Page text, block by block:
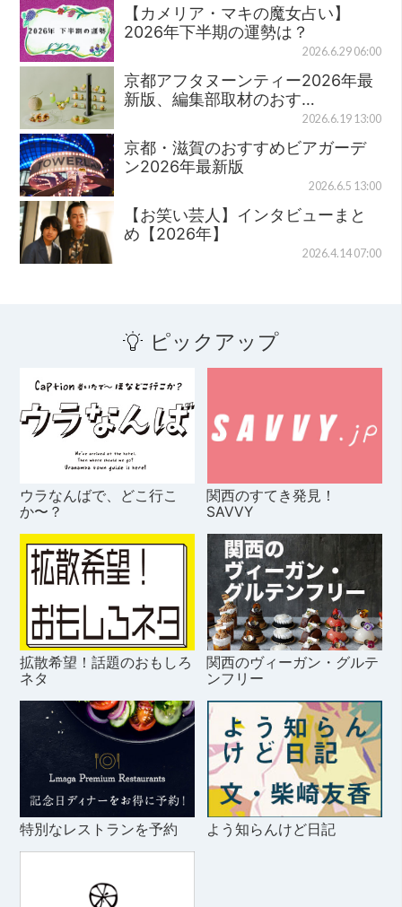
【カメリア・マキの魔女占い】
2026年下半期の運勢は？
2026.6.29 06:00
京都アフタヌーンティー2026年最
新版、編集部取材のおす…
2026.6.19 13:00
京都・滋賀のおすすめビアガーデ
ン2026年最新版
2026.6.5 13:00
【お笑い芸人】インタビューまと
め【2026年】
2026.4.14 07:00
ピックアップ
ウラなんばで、どこ行こ
か〜？
関西のすてき発見！
SAVVY
拡散希望！話題のおもしろ
ネタ
関西のヴィーガン・グルテ
ンフリー
特別なレストランを予約 よう知らんけど日記